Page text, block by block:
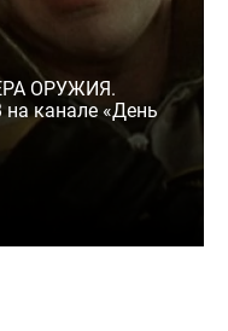
ОРУЖИЯ.
канале «День